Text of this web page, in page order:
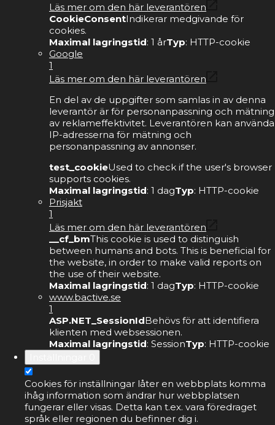
Läs mer om den här leverantören
CookieConsentIndikerar medgivande för
cookies.
Maximal lagringstid: 1 årTyp: HTTP-cookie
Google
1
Läs mer om den här leverantören
En del av de uppgifter som samlas in av denna
leverantör är för personanpassning och mätning
av reklameffektivitet. Leverantören kan använda
IP-adresserna för mätning och
personanpassning av annonser.
test_cookieUsed to check if the user's browser
supports cookies.
Maximal lagringstid: 1 dagTyp: HTTP-cookie
Prisjakt
1
Läs mer om den här leverantören
__cf_bmThis cookie is used to distinguish
between humans and bots. This is beneficial for
the website, in order to make valid reports on
the use of their website.
Maximal lagringstid: 1 dagTyp: HTTP-cookie
www.bactive.se
1
ASP.NET_SessionIdBehövs för att identifiera
klienten med websessionen.
Maximal lagringstid: SessionTyp: HTTP-cookie
Cookies för inställningar låter en webbplats komma
ihåg information som ändrar hur webbplatsen
fungerar eller visas. Detta kan t.ex. vara föredraget
språk eller regionen du befinner dig i.